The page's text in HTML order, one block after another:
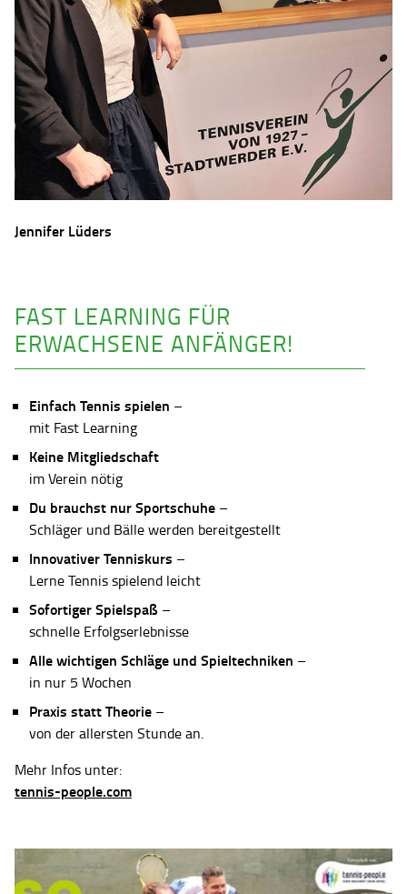
Jennifer Lüders
FAST LEARNING FÜR
ERWACHSENE ANFÄNGER!
Einfach Tennis spielen –
mit Fast Learning
Keine Mitgliedschaft
im Verein nötig
Du brauchst nur Sportschuhe –
Schläger und Bälle werden bereitgestellt
Innovativer Tenniskurs –
Lerne Tennis spielend leicht
Sofortiger Spielspaß –
schnelle Erfolgserlebnisse
Alle wichtigen Schläge und Spieltechniken –
in nur 5 Wochen
Praxis statt Theorie –
von der allersten Stunde an.
Mehr Infos unter:
tennis-people.com